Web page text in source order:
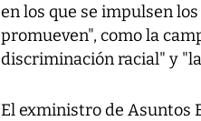
en los que se impulsen
promueven", como la
discriminación racial" y
El exministro de Asuntos